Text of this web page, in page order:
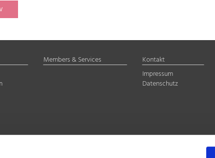
Members & Services
Kontakt
Impressum
Datenschutz